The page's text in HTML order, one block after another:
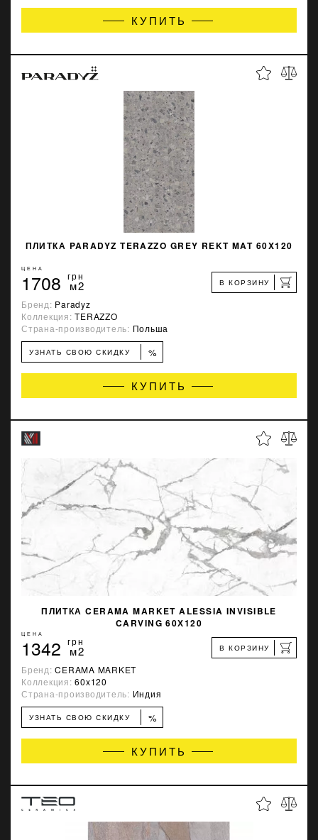
КУПИТЬ
ПЛИТКА PARADYZ TERAZZO GREY REKT MAT 60X120
ЦЕНА
1708 грн
м2 В КОРЗИНУ
Бренд: Paradyz
Коллекция:TERAZZO
Страна-производитель: Польша
УЗНАТЬ СВОЮ СКИДКУ %
КУПИТЬ
ПЛИТКА CERAMA MARKET ALESSIA INVISIBLE
CARVING 60Х120
ЦЕНА
1342 грн
м2 В КОРЗИНУ
Бренд:CERAMA MARKET
Коллекция:60x120
Страна-производитель: Индия
УЗНАТЬ СВОЮ СКИДКУ %
КУПИТЬ